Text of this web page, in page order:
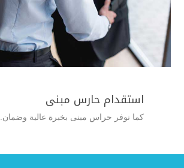
استقدام حارس مبنى
كما نوفر حراس مبنى بخبرة عالية وضمان.